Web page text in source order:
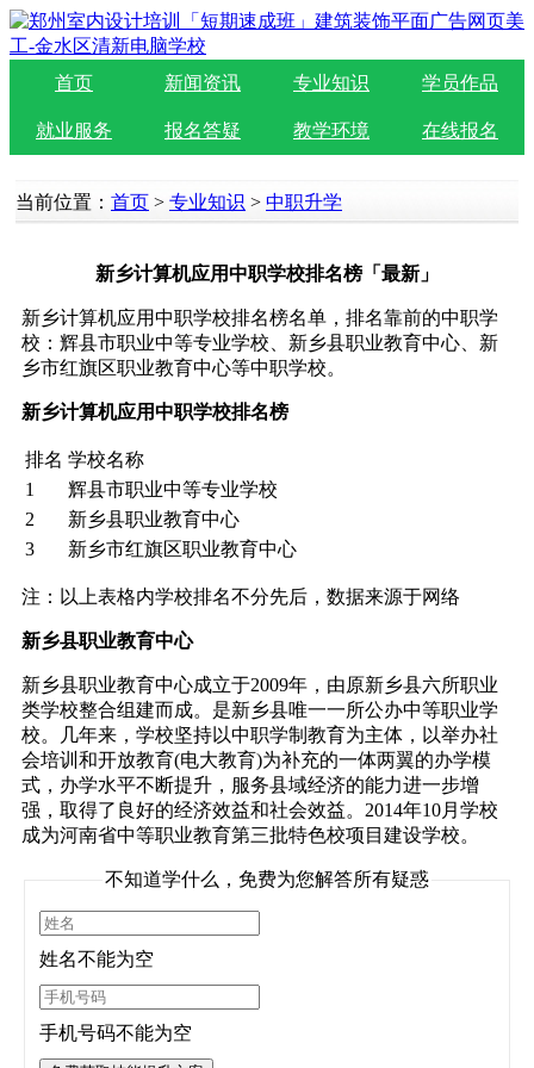
首页 新闻资讯 专业知识 学员作品
就业服务 报名答疑 教学环境 在线报名
当前位置： 首页 > 专业知识 > 中职升学
新乡计算机应用中职学校排名榜「最新」
新乡计算机应用中职学校排名榜名单，排名靠前的中职学
校：辉县市职业中等专业学校、新乡县职业教育中心、新
乡市红旗区职业教育中心等中职学校。
新乡计算机应用中职学校排名榜
排名 学校名称
1
辉县市职业中等专业学校
2
新乡县职业教育中心
3
新乡市红旗区职业教育中心
注：以上表格内学校排名不分先后，数据来源于网络
新乡县职业教育中心
新乡县职业教育中心成立于2009年，由原新乡县六所职业
类学校整合组建而成。是新乡县唯一一所公办中等职业学
校。几年来，学校坚持以中职学制教育为主体，以举办社
会培训和开放教育(电大教育)为补充的一体两翼的办学模
式，办学水平不断提升，服务县域经济的能力进一步增
强，取得了良好的经济效益和社会效益。2014年10月学校
成为河南省中等职业教育第三批特色校项目建设学校。
不知道学什么，免费为您解答所有疑惑
姓名不能为空
手机号码不能为空